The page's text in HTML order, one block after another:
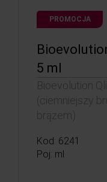
PROMOCJA
5 ml
Bioevolution
(ciemniejszy
brązem)
Kod: 6241
Poj: ml